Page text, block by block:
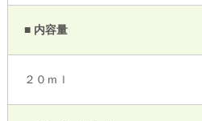
■ 内容量
２０ｍｌ